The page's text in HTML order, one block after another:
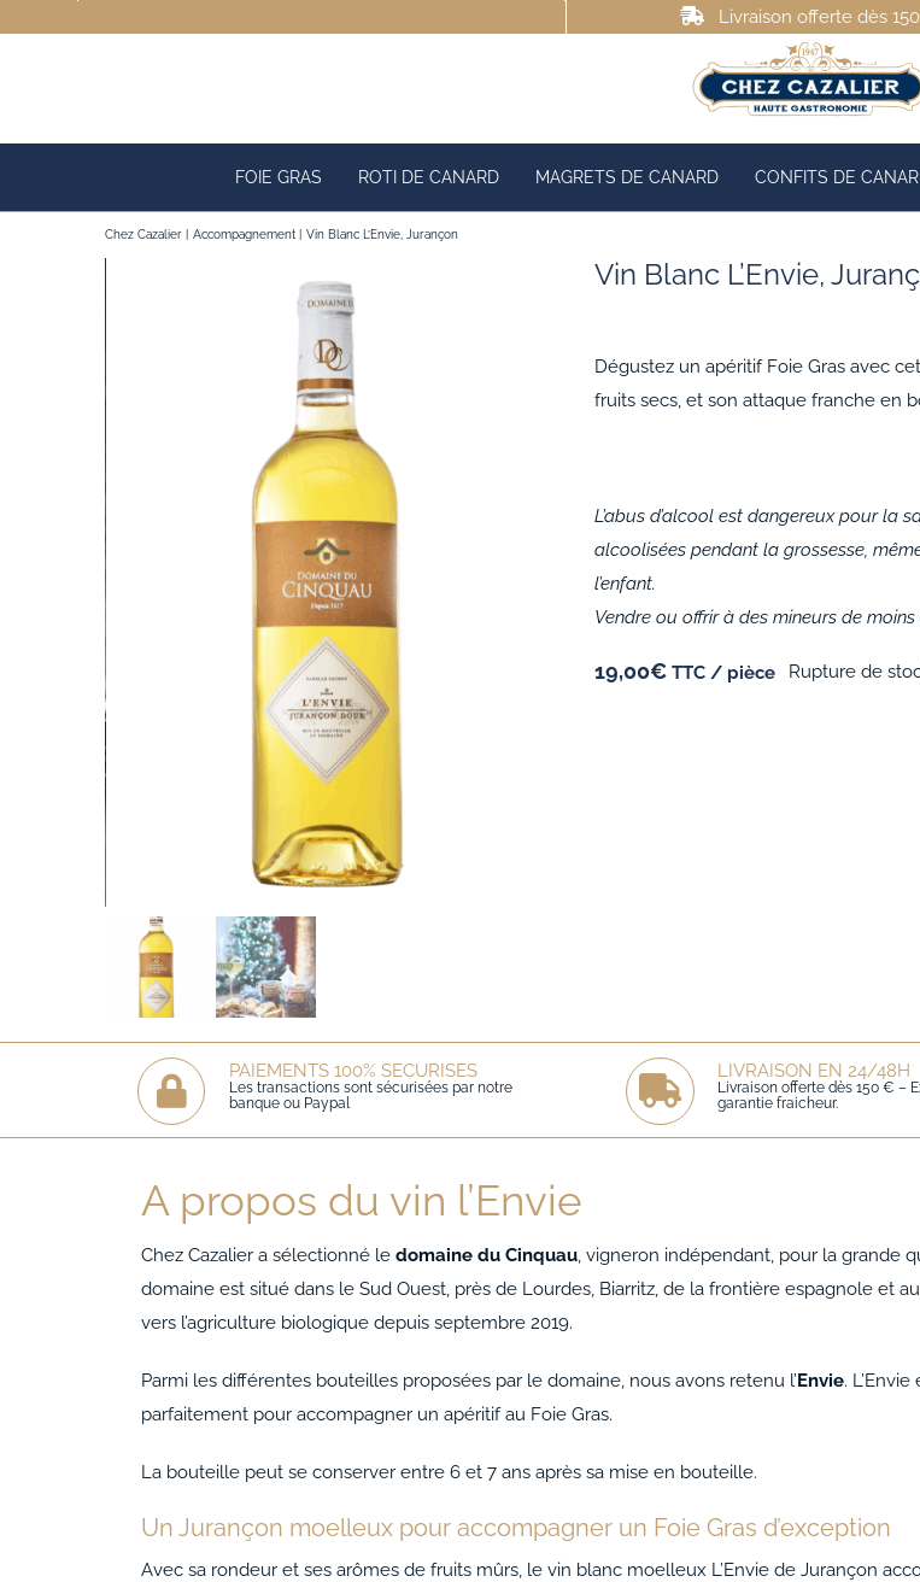
Livraison offerte dès
FOIE GRAS ROTI DE CANARD MAGRETS DE CANARD CONFITS DE
Chez Cazalier Accompagnement Vin Blanc L’Envie, Jurançon
Vin Blanc L’Envie,
Dégustez un apéritif Foie Gras avec
fruits secs, et son attaque franche en
L’abus d’alcool est dangereux pour la
alcoolisées pendant la grossesse,
l’enfant.
Vendre ou offrir à des mineurs de
19,00€ TTC / pièce Rupture de
PAIEMENTS 100% SECURISES
Les transactions sont sécurisées par notre
banque ou Paypal
LIVRAISON EN 24/48H
Livraison offerte dès 150 € –
garantie fraicheur.
A propos du vin l’Envie
Chez Cazalier a sélectionné le domaine du Cinquau, vigneron indépendant, pour la grande
domaine est situé dans le Sud Ouest, près de Lourdes, Biarritz, de la frontière espagnole et
vers l’agriculture biologique depuis septembre 2019.
Parmi les différentes bouteilles proposées par le domaine, nous avons retenu l’Envie.
parfaitement pour accompagner un apéritif au Foie Gras.
La bouteille peut se conserver entre 6 et 7 ans après sa mise en bouteille.
Un Jurançon moelleux pour accompagner un Foie Gras d’exception
Avec sa rondeur et ses arômes de fruits mûrs, le vin blanc moelleux L’Envie de Jurançon